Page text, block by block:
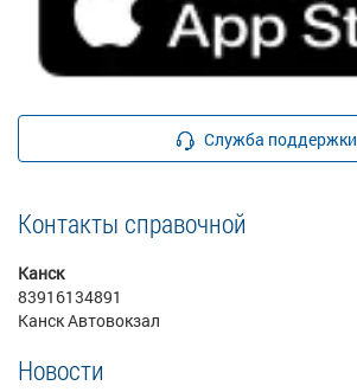
Служба поддержки
Контакты справочной
Канск
83916134891
Канск Автовокзал
Новости